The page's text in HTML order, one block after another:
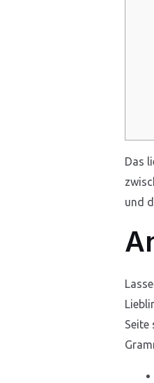
Das
und
Seite